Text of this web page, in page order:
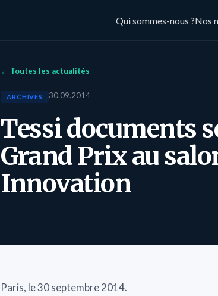
Qui sommes-nous ?Nos
← Toutes les actualités
ARCHIVES 30.09.2014
Tessi documents
Grand Prix au
Innovation
Paris, le 30 septembre 2014.